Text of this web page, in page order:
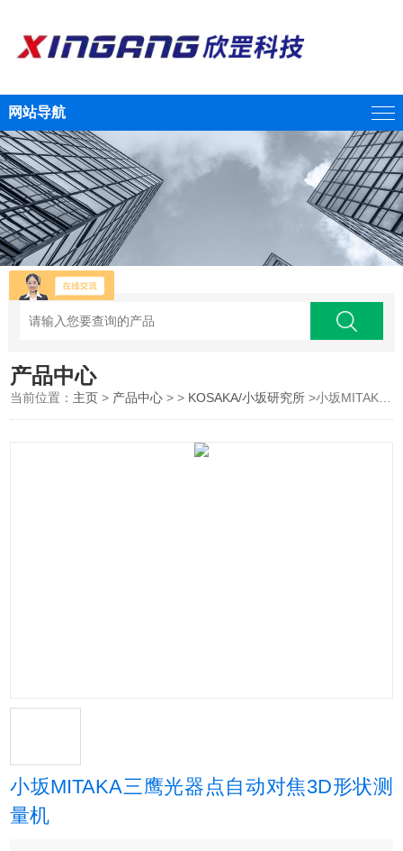
网站导航
产品中心
当前位置： 主页 > 产品中心 > > KOSAKA/小坂研究所 >小坂MITAKA三鹰光器点自动对焦3D形状测量机
小坂MITAKA三鹰光器点自动对焦3D形状测
量机